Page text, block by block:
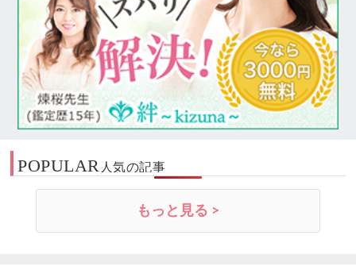
POPULAR 人気の記事
もっと見る >